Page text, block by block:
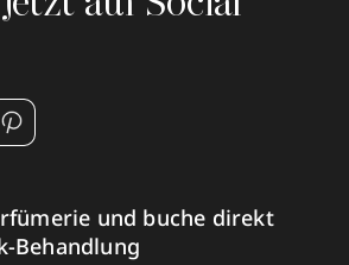
und buche direkt
Behandlung